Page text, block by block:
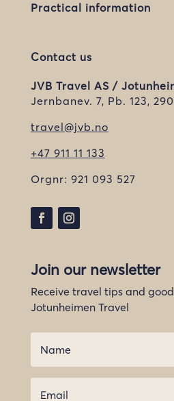
Practical information
Contact us
JVB Travel AS /
Jernbanev. 7, Pb. 123,
travel@jvb.no
+47 911 11 133
Orgnr: 921 093 527
Join our newsletter
Receive travel tips and
Jotunheimen Travel